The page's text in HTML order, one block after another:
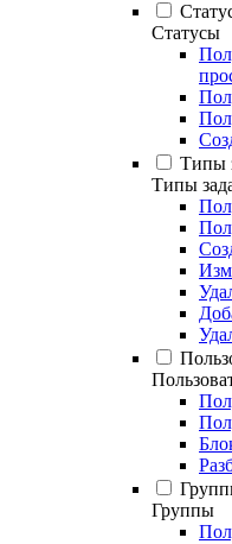
Статусы
Типы
Типы
Группы